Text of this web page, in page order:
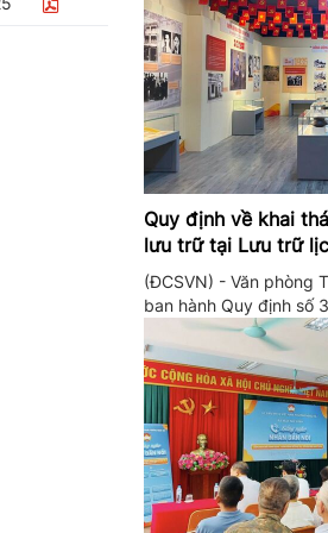
Quy định về khai
lưu trữ tại Lưu trữ
hành của Trung
phòng Trung ương
(ĐCSVN) - Văn phòng
ban hành Quy định số